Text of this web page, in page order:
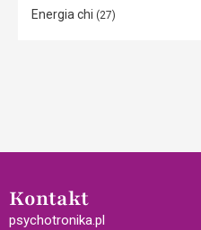
Energia chi (27)
Kontakt
psychotronika.pl